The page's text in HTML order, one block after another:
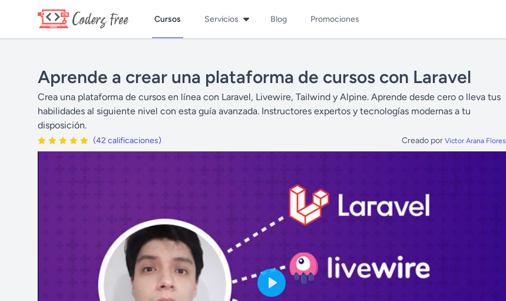
Cursos Servicios Blog Promociones
Aprende a crear una plataforma de cursos con Laravel
Crea una plataforma de cursos en línea con Laravel, Livewire, Tailwind y Alpine. Aprende desde cero o lleva tus
habilidades al siguiente nivel con esta guía avanzada. Instructores expertos y tecnologías modernas a tu
disposición.
(42 calificaciones) Creado por Victor Arana Flores
P